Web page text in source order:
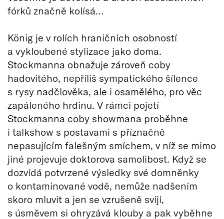
fórků značně kolísá…
König je v rolích hraničních osobností
a vykloubené stylizace jako doma.
Stockmanna obnažuje zároveň coby
hadovitého, nepříliš sympatického šílence
s rysy nadčlověka, ale i osamělého, pro věc
zapáleného hrdinu. V rámci pojetí
Stockmanna coby showmana proběhne
i talkshow s postavami s příznačně
nepasujícím falešným smíchem, v níž se mimo
jiné projevuje doktorova samolibost. Když se
dozvídá potvrzené výsledky své domněnky
o kontaminované vodě, nemůže nadšením
skoro mluvit a jen se vzrušeně svíjí,
s úsměvem si ohryzává klouby a pak vyběhne